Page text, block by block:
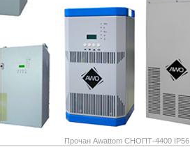
Прочан Awattom СНОПТ-4400 IP56